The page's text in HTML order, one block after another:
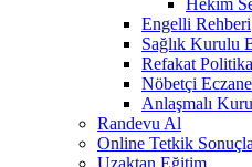
Engelli Rehberi
Sağlık Kurulu
Refakat
Nöbetçi
Anlaşmalı
Randevu Al
Online Tetkik
Uzaktan Eğitim